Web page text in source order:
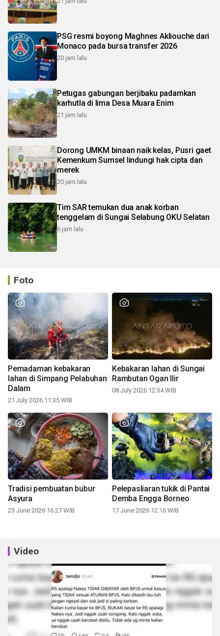
PSG resmi boyong Maghnes Akliouche dari
Monaco pada bursa transfer 2026
20 jam lalu
Petugas gabungan berjibaku padamkan
karhutla di lima Desa Muara Enim
21 jam lalu
Dorong UMKM binaan naik kelas, Pusri gaet
Kemenkum Sumsel lindungi hak cipta dan
merek
20 jam lalu
Tim SAR temukan dua anak korban
tenggelam di Sungai Selabung OKU Selatan
6 jam lalu
Foto
Pemadaman kebakaran
lahan di Simpang Pelabuhan
Dalam
21 July 2026 11:35 WIB
Kebakaran lahan di Sungai
Rambutan Ogan Ilir
08 July 2026 12:34 WIB
Tradisi pembuatan bubur
Asyura
23 June 2026 16:27 WIB
Pelepasliaran tukik di Pantai
Demba Engga Borneo
17 June 2026 12:16 WIB
Video